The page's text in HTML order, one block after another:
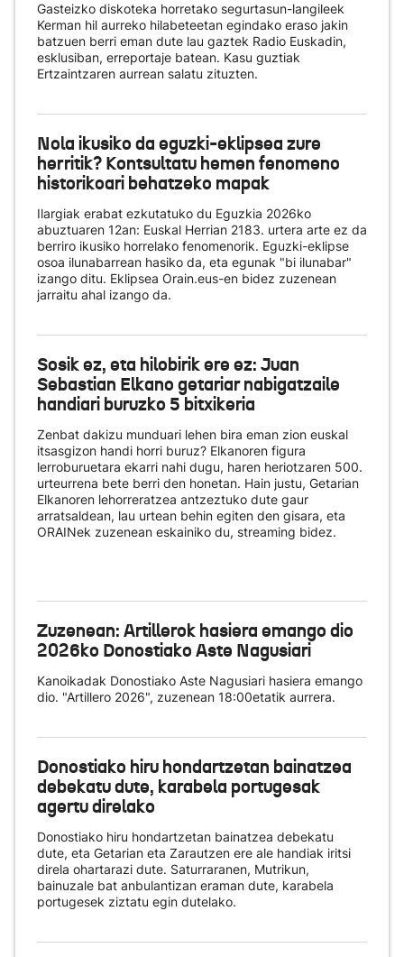
Gasteizko diskoteka horretako segurtasun-langileek
Kerman hil aurreko hilabeteetan egindako eraso jakin
batzuen berri eman dute lau gaztek Radio Euskadin,
esklusiban, erreportaje batean. Kasu guztiak
Ertzaintzaren aurrean salatu zituzten.
Nola ikusiko da eguzki-eklipsea zure
herritik? Kontsultatu hemen fenomeno
historikoari behatzeko mapak
Ilargiak erabat ezkutatuko du Eguzkia 2026ko
abuztuaren 12an: Euskal Herrian 2183. urtera arte ez da
berriro ikusiko horrelako fenomenorik. Eguzki-eklipse
osoa ilunabarrean hasiko da, eta egunak "bi ilunabar"
izango ditu. Eklipsea Orain.eus-en bidez zuzenean
jarraitu ahal izango da.
Sosik ez, eta hilobirik ere ez: Juan
Sebastian Elkano getariar nabigatzaile
handiari buruzko 5 bitxikeria
Zenbat dakizu munduari lehen bira eman zion euskal
itsasgizon handi horri buruz? Elkanoren figura
lerroburuetara ekarri nahi dugu, haren heriotzaren 500.
urteurrena bete berri den honetan. Hain justu, Getarian
Elkanoren lehorreratzea antzeztuko dute gaur
arratsaldean, lau urtean behin egiten den gisara, eta
ORAINek zuzenean eskainiko du, streaming bidez.
Zuzenean: Artillerok hasiera emango dio
2026ko Donostiako Aste Nagusiari
Kanoikadak Donostiako Aste Nagusiari hasiera emango
dio. "Artillero 2026", zuzenean 18:00etatik aurrera.
Donostiako hiru hondartzetan bainatzea
debekatu dute, karabela portugesak
agertu direlako
Donostiako hiru hondartzetan bainatzea debekatu
dute, eta Getarian eta Zarautzen ere ale handiak iritsi
direla ohartarazi dute. Saturraranen, Mutrikun,
bainuzale bat anbulantizan eraman dute, karabela
portugesek ziztatu egin dutelako.